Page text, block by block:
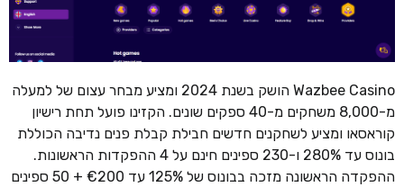
Wazbee Casino הושק בשנת 2024 ומציע מבחר עצום של למעלה
מ-8,000 משחקים מ-40 ספקים שונים. הקזינו פועל תחת רישיון
קוראסאו ומציע לשחקנים חדשים חבילת קבלת פנים נדיבה הכוללת
בונוס עד 280% ו-230 ספינים חינם על 4 ההפקדות הראשונות.
ההפקדה הראשונה מזכה בבונוס של 125% עד €200 + 50 ספינים